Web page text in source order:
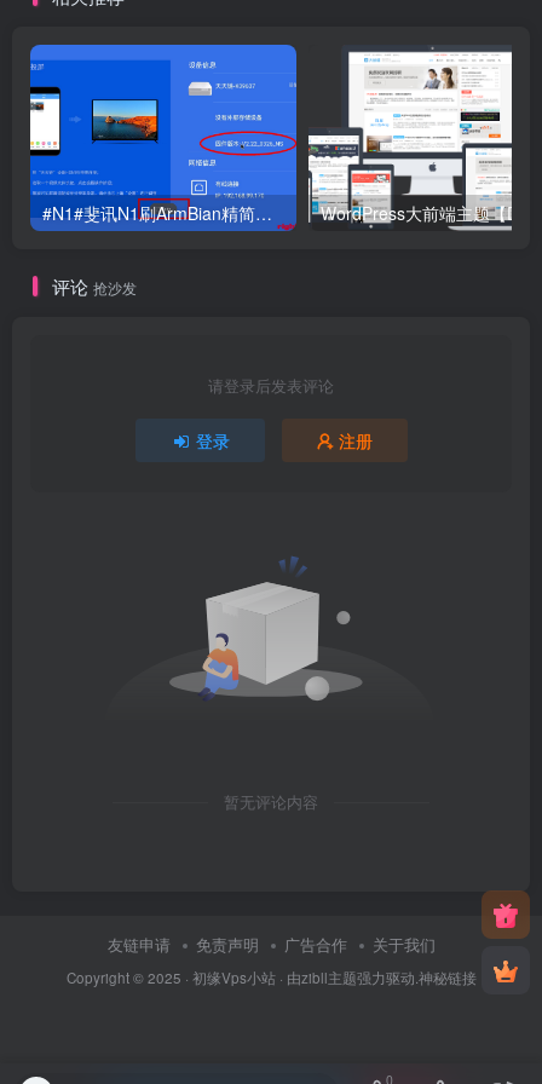
#N1#斐讯N1刷ArmBian精简步骤以及安装宝塔说明 ZeroTier内网穿透
评论 抢沙发
请登录后发表评论
登录 注册
暂无评论内容
友链申请 免责声明 广告合作 关于我们
Copyright © 2025 · 初缘Vps小站· 由zibll主题强力驱动.神秘链接
0